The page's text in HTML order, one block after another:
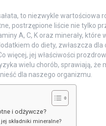
to niezwykle wartościowa
postrzępione liście nie tylko
A, C, K oraz minerały,
do diety, zwłaszcza
więcej, jej właściwości
wielu chorób, sprawiają,
dla naszego organizmu.
i odżywcze?
składniki mineralne?